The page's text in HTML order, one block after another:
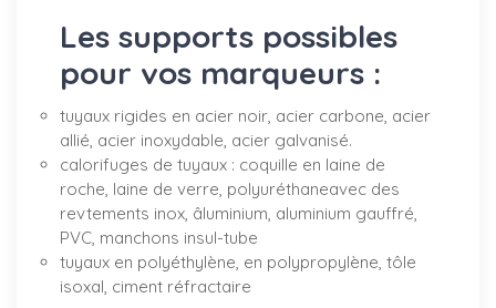
Les supports possibles
pour vos marqueurs :
tuyaux rigides en acier noir, acier carbone, acier
allié, acier inoxydable, acier galvanisé.
calorifuges de tuyaux : coquille en laine de
roche, laine de verre, polyuréthaneavec des
revtements inox, âluminium, aluminium gauffré,
PVC, manchons insul-tube
tuyaux en polyéthylène, en polypropylène, tôle
isoxal, ciment réfractaire